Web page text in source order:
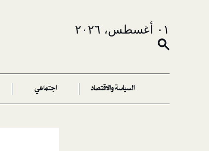
٠١ أغسطس، ٢٠٢٦
السياسة والاقتصاد اجتماعي